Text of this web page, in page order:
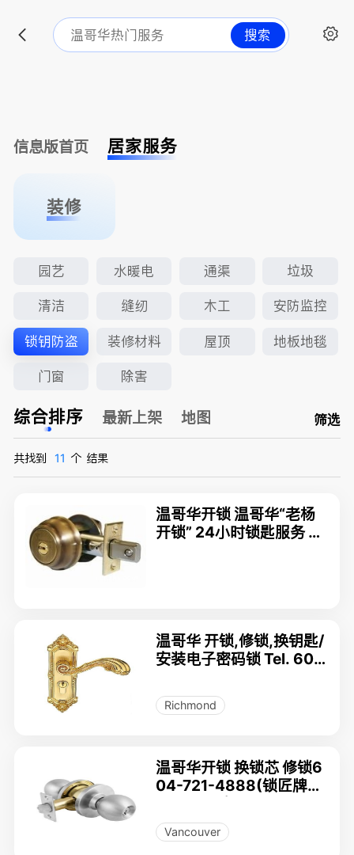
搜索
信息版首页 居家服务
装修
园艺 水暖电 通渠 垃圾
清洁 缝纫 木工 安防监控
锁钥防盗 装修材料 屋顶 地板地毯
门窗 除害
综合排序 最新上架 地图 筛选
共找到 11 个 结果
温哥华开锁 温哥华“老杨
开锁” 24小时锁匙服务 6
温哥华 开锁,修锁,换钥匙/
安装电子密码锁 Tel. 604
Richmond
温哥华开锁 换锁芯 修锁6
04-721-4888(锁匠牌照
Vancouver